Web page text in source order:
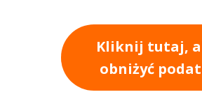
Kliknij tutaj,
obniżyć